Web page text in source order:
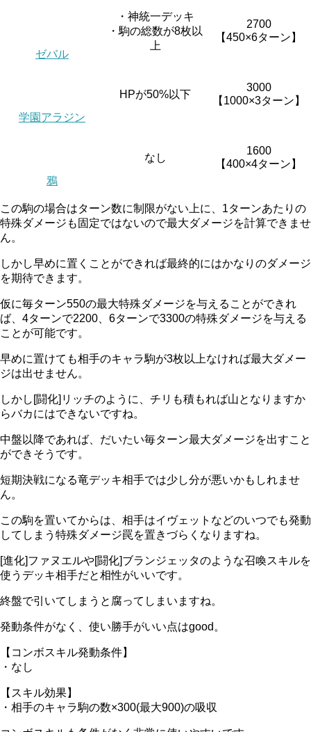
ゼバル
・神統一デッキ
・駒の総数が8枚以
上
2700
【450×6ターン】
学園アラジン
HPが50%以下
3000
【1000×3ターン】
鴉
なし
1600
【400×4ターン】
この駒の場合はターン数に制限がない上に、1ターンあたりの
特殊ダメージも固定ではないので最大ダメージを計算できませ
ん。
しかし早めに置くことができれば最終的にはかなりのダメージ
を期待できます。
仮に毎ターン550の最大特殊ダメージを与えることができれ
ば、4ターンで2200、6ターンで3300の特殊ダメージを与える
ことが可能です。
早めに置けても相手のキャラ駒が3枚以上なければ最大ダメー
ジは出せません。
しかし[闘化]リッチのように、チリも積もれば山となりますか
らバカにはできないですね。
中盤以降であれば、だいたい毎ターン最大ダメージを出すこと
ができそうです。
短期決戦になる竜デッキ相手では少し分が悪いかもしれませ
ん。
この駒を置いてからは、相手はイヴェットなどのいつでも発動
してしまう特殊ダメージ罠を置きづらくなりますね。
[進化]ファヌエルや[闘化]ブランジェッタのような召喚スキルを
使うデッキ相手だと相性がいいです。
終盤で引いてしまうと腐ってしまいますね。
発動条件がなく、使い勝手がいい点はgood。
【コンボスキル発動条件】
・なし
【スキル効果】
・相手のキャラ駒の数×300(最大900)の吸収